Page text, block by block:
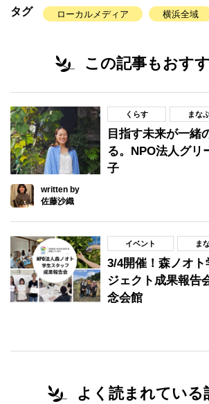
タグ ローカルメディア 横浜全域
この記事もおす
くらす まな
目指す未来が一緒
る。NPO法人グリ
子
written by
佐藤沙織
イベント ま
3/4開催！森ノオ
ジェクト成果報告
念会館
よく読まれている